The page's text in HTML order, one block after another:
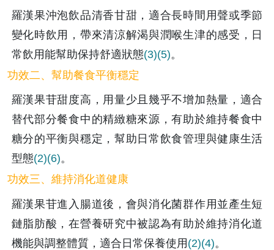
羅漢果沖泡飲品清香甘甜，適合長時間用聲或季節
變化時飲用，帶來清涼解渴與潤喉生津的感受，日
常飲用能幫助保持舒適狀態(3)(5)。
功效二、幫助餐食平衡穩定
羅漢果苷甜度高，用量少且幾乎不增加熱量，適合
替代部分餐食中的精緻糖來源，有助於維持餐食中
糖分的平衡與穩定，幫助日常飲食管理與健康生活
型態(2)(6)。
功效三、維持消化道健康
羅漢果苷進入腸道後，會與消化菌群作用並產生短
鏈脂肪酸，在營養研究中被認為有助於維持消化道
機能與調整體質，適合日常保養使用 (2)(4)。